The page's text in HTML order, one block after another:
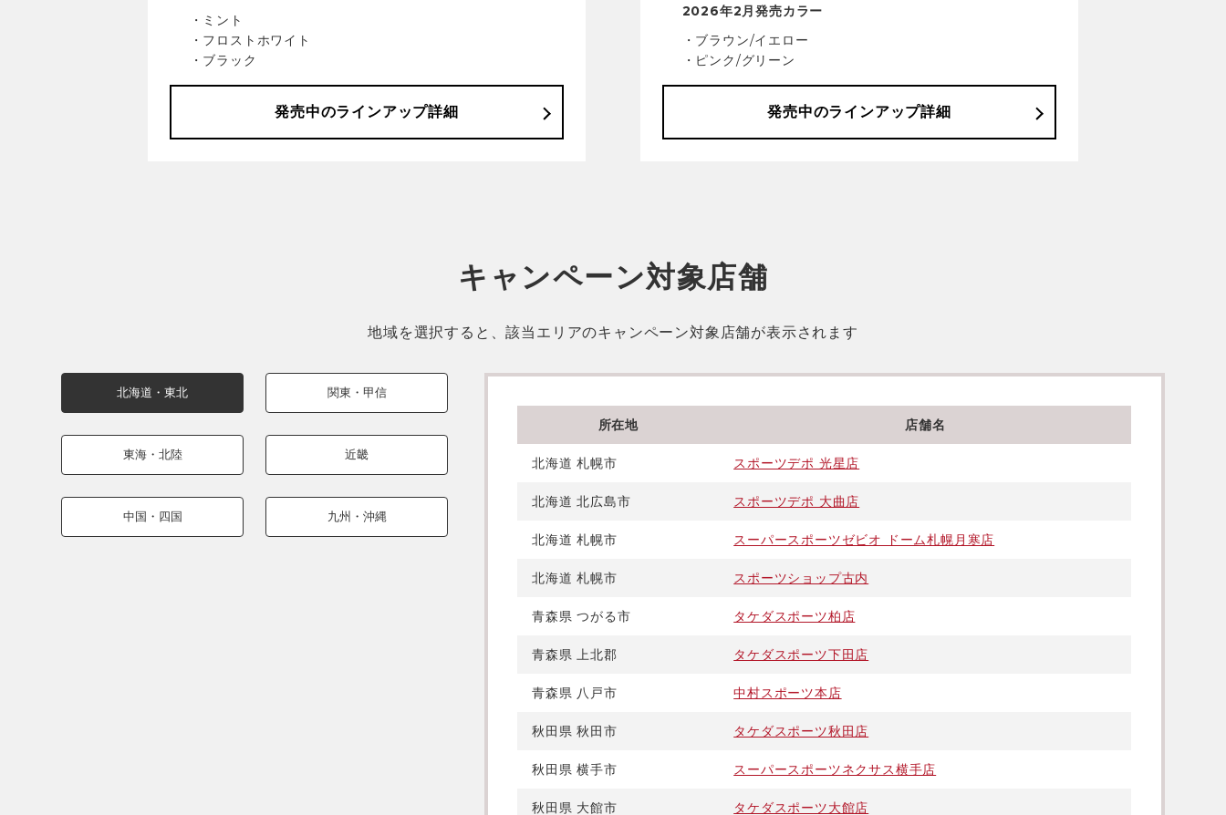
・ミント
・フロストホワイト
・ブラック
発売中のラインアップ詳細
2026年2月発売カラー
・ブラウン/イエロー
・ピンク/グリーン
発売中のラインアップ詳細
キャンペーン対象店舗
地域を選択すると、該当エリアのキャンペーン対象店舗が表示されます
北海道・東北 関東・甲信
東海・北陸 近畿
中国・四国 九州・沖縄
所在地 店舗名
北海道 札幌市 スポーツデポ 光星店
北海道 北広島市 スポーツデポ 大曲店
北海道 札幌市 スーパースポーツゼビオ ドーム札幌月寒店
北海道 札幌市 スポーツショップ古内
青森県 つがる市 タケダスポーツ柏店
青森県 上北郡 タケダスポーツ下田店
青森県 八戸市 中村スポーツ本店
秋田県 秋田市 タケダスポーツ秋田店
秋田県 横手市 スーパースポーツネクサス横手店
秋田県 大館市 タケダスポーツ大館店